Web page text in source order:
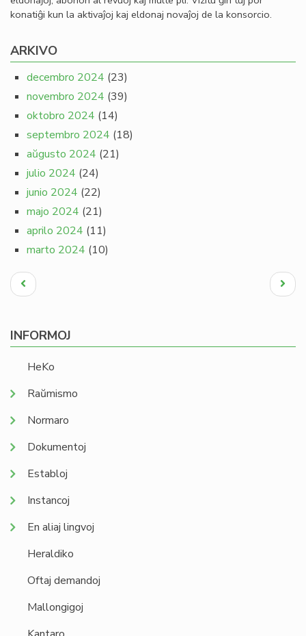
konatiĝi kun la aktivaĵoj kaj eldonaj novaĵoj de la konsorcio.
ARKIVO
decembro 2024 (23)
novembro 2024 (39)
oktobro 2024 (14)
septembro 2024 (18)
aŭgusto 2024 (21)
julio 2024 (24)
junio 2024 (22)
majo 2024 (21)
aprilo 2024 (11)
marto 2024 (10)
Pagination
Antaŭa
paĝo
Next
page
INFORMOJ
HeKo
Raŭmismo
Normaro
Dokumentoj
Establoj
Instancoj
En aliaj lingvoj
Heraldiko
Oftaj demandoj
Mallongigoj